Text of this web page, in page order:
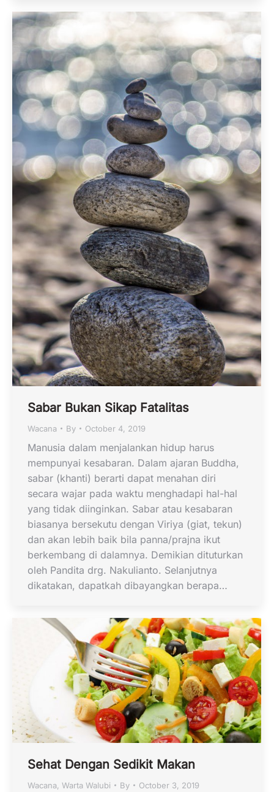
Sabar Bukan Sikap Fatalitas
Wacana By October 4, 2019
Manusia dalam menjalankan hidup harus
mempunyai kesabaran. Dalam ajaran Buddha,
sabar (khanti) berarti dapat menahan diri
secara wajar pada waktu menghadapi hal-hal
yang tidak diinginkan. Sabar atau kesabaran
biasanya bersekutu dengan Viriya (giat, tekun)
dan akan lebih baik bila panna/prajna ikut
berkembang di dalamnya. Demikian dituturkan
oleh Pandita drg. Nakulianto. Selanjutnya
dikatakan, dapatkah dibayangkan berapa…
Sehat Dengan Sedikit Makan
Wacana Warta Walubi By October 3, 2019